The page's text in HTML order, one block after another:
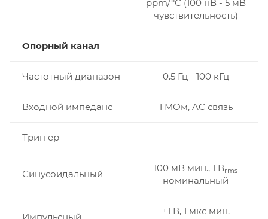
ppm/°C (100 нВ - 5 мВ
чувствительность)
Опорный канал
Частотный диапазон 0.5 Гц - 100 кГц
Входной импеданс 1 МОм, AC связь
Триггер
Синусоидальный
100 мВ мин., 1 Вrms
номинальный
±1 В, 1 мкс мин.